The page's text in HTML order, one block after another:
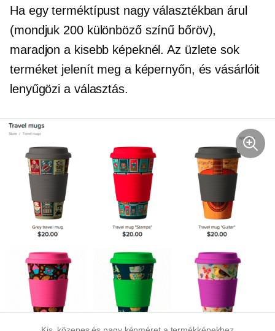
Ha egy terméktípust nagy választékban árul
(mondjuk 200 különböző színű bőröv),
maradjon a kisebb képeknél. Az üzlete sok
terméket jelenít meg a képernyőn, és vásárlóit
lenyűgözi a választás.